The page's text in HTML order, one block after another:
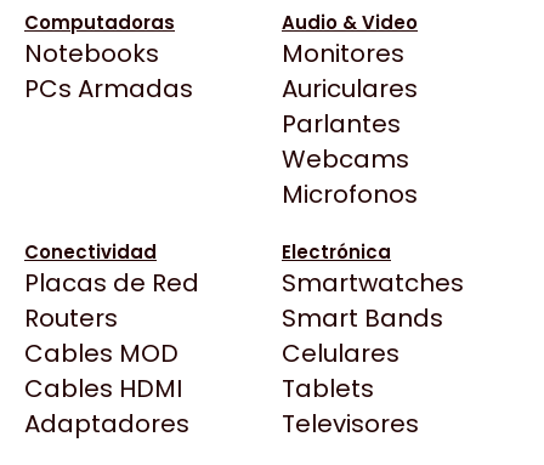
Computadoras
Notebooks
PCs Armadas
Audio & Video
Monitores
Auriculares
Parlantes
Webcams
Microfonos
Conectividad
Placas de Red
Routers
Cables MOD
Cables HDMI
Adaptadores
Electrónica
Smartwatches
Smart Bands
Celulares
Tablets
Televisores
BenQ
CX
Cooler Master
Deepcool
Dell
EVGA
Gamemax
Genesis
Genius
Todas las Tiendas
Click Gaming
Compufan Store
Dinobyte
Full H4rd
Gaming City
Gezatek
$747.697
Ver producto en la página de Max Tecno